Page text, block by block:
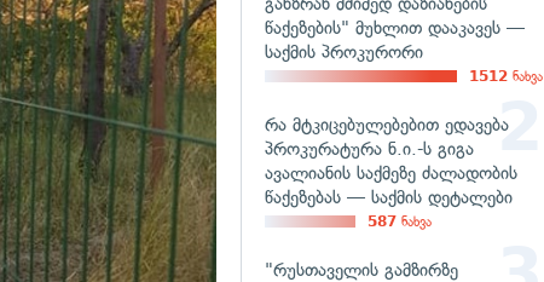
წაქეზების" მუხლით დააკავეს —
საქმის პროკურორი
1512 ნახვა
რა მტკიცებულებებით ედავება
პროკურატურა ნ.ი.-ს გიგა
ავალიანის საქმეზე ძალადობის
წაქეზებას — საქმის დეტალები
587 ნახვა
"რუსთაველის გამზირზე